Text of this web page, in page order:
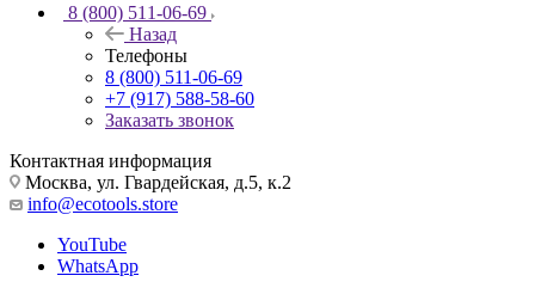
8 (800) 511-06-69
Назад
Телефоны
8 (800) 511-06-69
+7 (917) 588-58-60
Заказать звонок
Контактная информация
Москва, ул. Гвардейская, д.5, к.2
info@ecotools.store
YouTube
WhatsApp